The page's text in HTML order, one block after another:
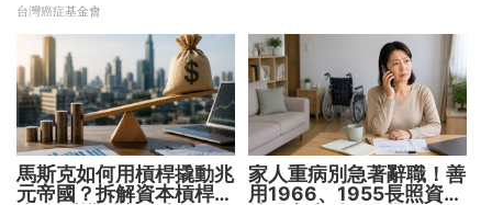
台灣癌症基金會
馬斯克如何用槓桿撬動兆
元帝國？拆解資本槓桿5
家人重病別急著辭職！善
用1966、1955長照資源